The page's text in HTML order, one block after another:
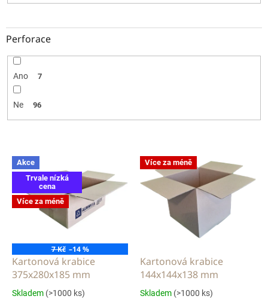
Perforace
Ano 7
Ne 96
V
o
u
Akce
Trvale nízká
cena
Více za méně
7 Kč –14 %
Kartonová krabice
375x280x185 mm
Skladem (>1000 ks)
Více za méně
Kartonová krabice
144x144x138 mm
Skladem (>1000 ks)